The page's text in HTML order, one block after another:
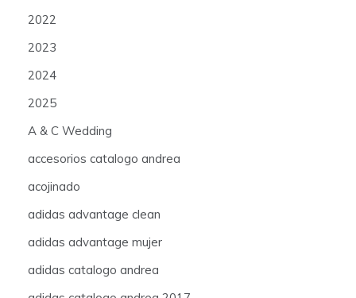
2022
2023
2024
2025
A & C Wedding
accesorios catalogo andrea
acojinado
adidas advantage clean
adidas advantage mujer
adidas catalogo andrea